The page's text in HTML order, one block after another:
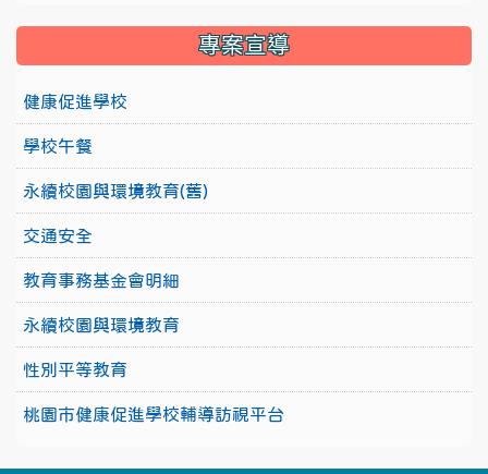
專案宣導
健康促進學校
學校午餐
永續校園與環境教育(舊)
交通安全
教育事務基金會明細
永續校園與環境教育
性別平等教育
桃園市健康促進學校輔導訪視平台